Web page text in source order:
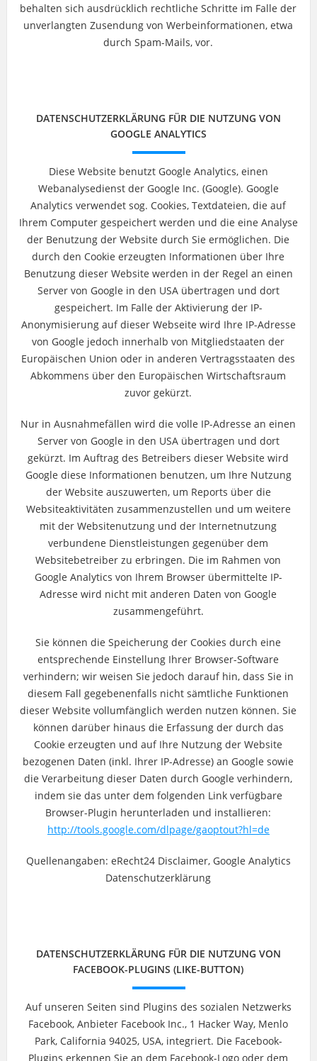
behalten sich ausdrücklich rechtliche Schritte im Falle der
unverlangten Zusendung von Werbeinformationen, etwa
durch Spam-Mails, vor.
DATENSCHUTZERKLÄRUNG FÜR DIE NUTZUNG VON
GOOGLE ANALYTICS
Diese Website benutzt Google Analytics, einen
Webanalysedienst der Google Inc. (Google). Google
Analytics verwendet sog. Cookies, Textdateien, die auf
Ihrem Computer gespeichert werden und die eine Analyse
der Benutzung der Website durch Sie ermöglichen. Die
durch den Cookie erzeugten Informationen über Ihre
Benutzung dieser Website werden in der Regel an einen
Server von Google in den USA übertragen und dort
gespeichert. Im Falle der Aktivierung der IP-
Anonymisierung auf dieser Webseite wird Ihre IP-Adresse
von Google jedoch innerhalb von Mitgliedstaaten der
Europäischen Union oder in anderen Vertragsstaaten des
Abkommens über den Europäischen Wirtschaftsraum
zuvor gekürzt.
Nur in Ausnahmefällen wird die volle IP-Adresse an einen
Server von Google in den USA übertragen und dort
gekürzt. Im Auftrag des Betreibers dieser Website wird
Google diese Informationen benutzen, um Ihre Nutzung
der Website auszuwerten, um Reports über die
Websiteaktivitäten zusammenzustellen und um weitere
mit der Websitenutzung und der Internetnutzung
verbundene Dienstleistungen gegenüber dem
Websitebetreiber zu erbringen. Die im Rahmen von
Google Analytics von Ihrem Browser übermittelte IP-
Adresse wird nicht mit anderen Daten von Google
zusammengeführt.
Sie können die Speicherung der Cookies durch eine
entsprechende Einstellung Ihrer Browser-Software
verhindern; wir weisen Sie jedoch darauf hin, dass Sie in
diesem Fall gegebenenfalls nicht sämtliche Funktionen
dieser Website vollumfänglich werden nutzen können. Sie
können darüber hinaus die Erfassung der durch das
Cookie erzeugten und auf Ihre Nutzung der Website
bezogenen Daten (inkl. Ihrer IP-Adresse) an Google sowie
die Verarbeitung dieser Daten durch Google verhindern,
indem sie das unter dem folgenden Link verfügbare
Browser-Plugin herunterladen und installieren:
http://tools.google.com/dlpage/gaoptout?hl=de
Quellenangaben: eRecht24 Disclaimer, Google Analytics
Datenschutzerklärung
DATENSCHUTZERKLÄRUNG FÜR DIE NUTZUNG VON
FACEBOOK-PLUGINS (LIKE-BUTTON)
Auf unseren Seiten sind Plugins des sozialen Netzwerks
Facebook, Anbieter Facebook Inc., 1 Hacker Way, Menlo
Park, California 94025, USA, integriert. Die Facebook-
Plugins erkennen Sie an dem Facebook-Logo oder dem